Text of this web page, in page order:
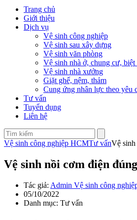
Trang chủ
Giới thiệu
Dịch vụ
Vệ sinh công nghiệp
Vệ sinh sau xây dựng
Vệ sinh văn phòng
Vệ sinh nhà ở, chung cư, biệt
Vệ sinh nhà xưởng
Giặt ghế, nệm, thảm
Cung ứng nhân lực theo yêu
Tư vấn
Tuyển dụng
Liên hệ
Vệ sinh công nghiệp HCMTư vấnVệ sinh
Vệ sinh nồi cơm điện
Tác giả: Admin Vệ sinh công
05/10/2022
Danh mục: Tư vấn